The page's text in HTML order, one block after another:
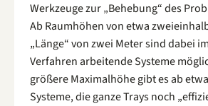
Werkzeuge zur „Behebung“ des
Ab Raumhöhen von etwa
„Länge“ von zwei Meter sind dabei
Verfahren arbeitende Systeme
größere Maximalhöhe gibt es ab
Systeme, die ganze Trays noch